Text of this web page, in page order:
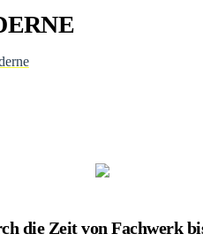
die Zeit von Fachwerk